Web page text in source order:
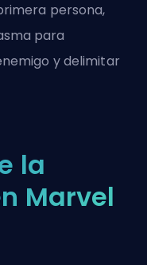
persona,
para
y delimitar
la
Marvel